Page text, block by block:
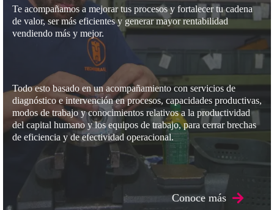
Te acompañamos a mejorar tus procesos y fortalecer tu cadena
de valor, ser más eficientes y generar mayor rentabilidad
vendiendo más y mejor.
Todo esto basado en un acompañamiento con servicios de
diagnóstico e intervención en procesos, capacidades productivas,
modos de trabajo y conocimientos relativos a la productividad
del capital humano y los equipos de trabajo, para cerrar brechas
de eficiencia y de efectividad operacional.
Conoce más